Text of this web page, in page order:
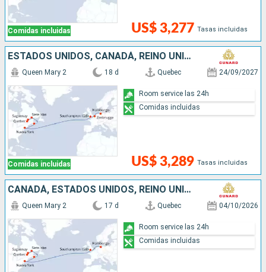
Comidas incluidas US$ 3,277 Tasas incluidas
ESTADOS UNIDOS, CANADÁ, REINO UNIDO, BÉLGICA, ALEMANIA
Comidas incluidas
Queen Mary 2 18 d Quebec 24/09/2027
US$ 3,289 Tasas incluidas
Room service las 24h
Comidas incluidas
CANADÁ, ESTADOS UNIDOS, REINO UNIDO, ALEMANIA
Queen Mary 2 17 d Quebec 04/10/2026
Room service las 24h
Comidas incluidas